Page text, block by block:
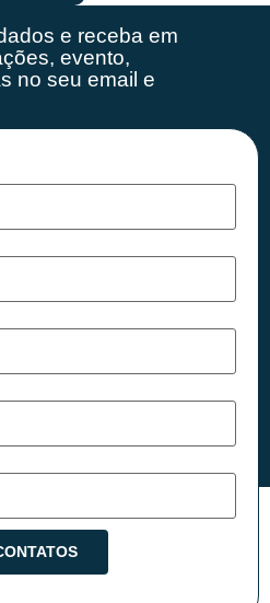
e receba em
evento,
no seu email e